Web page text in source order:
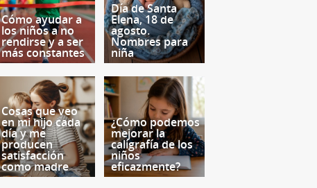
Cómo ayudar a
los niños a no
rendirse y a ser
más constantes
Día de Santa
Elena, 18 de
agosto.
Nombres para
niña
Cosas que veo
en mi hijo cada
día y me
producen
satisfacción
como madre
¿Cómo podemos
mejorar la
caligrafía de los
niños
eficazmente?